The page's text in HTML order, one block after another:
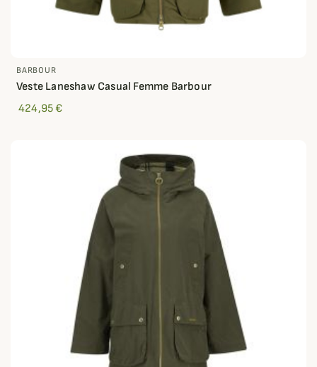
BARBOUR
Veste Laneshaw Casual Femme Barbour
424,95 €